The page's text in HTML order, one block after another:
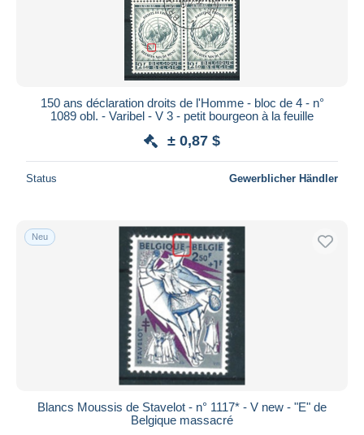
150 ans déclaration droits de l'Homme - bloc de 4 - n°
1089 obl. - Varibel - V 3 - petit bourgeon à la feuille
± 0,87 $
Status Gewerblicher Händler
Neu
Blancs Moussis de Stavelot - n° 1117* - V new - "E" de
Belgique massacré